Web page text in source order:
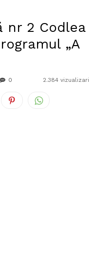
nr 2 Codlea
„A
0 2.384 vizualizari